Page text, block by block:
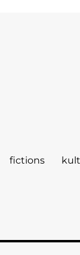
fictions